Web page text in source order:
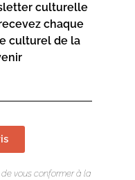
culturelle
chaque
culturel de la
vous conformer à la